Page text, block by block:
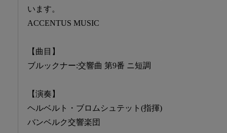
います。
ACCENTUS MUSIC
【曲目】
ブルックナー:交響曲 第9番 ニ短調
【演奏】
ヘルベルト・ブロムシュテット(指揮)
バンベルク交響楽団